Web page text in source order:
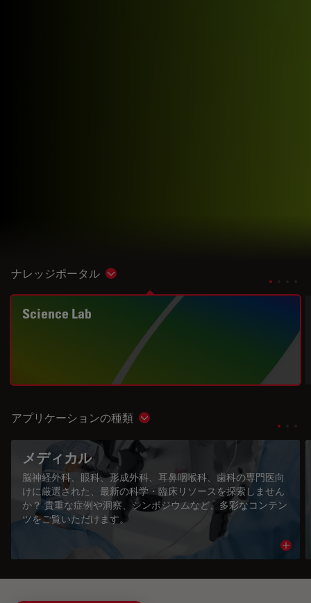
ナレッジポータル Show subnavigation
Science Lab
アプリケーションの種類 Show subnavigation
メディカル
脳神経外科、眼科、形成外科、耳鼻咽喉科、歯科の専門医向
けに厳選された、最新の科学・臨床リソースを探索しません
か？ 貴重な症例や洞察、シンポジウムなど、多彩なコンテン
ツをご覧いただけます。